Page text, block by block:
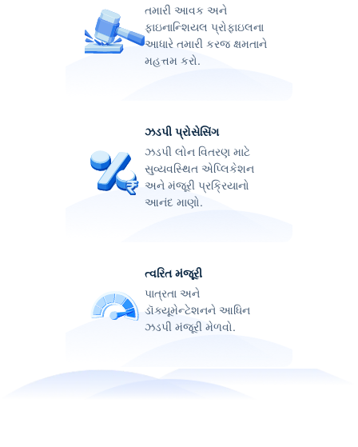
તમારી આવક અને
ફાઇનાન્શિયલ પ્રોફાઇલના
આધારે તમારી કરજ ક્ષમતાને
મહત્તમ કરો.
ઝડપી પ્રોસેસિંગ
ઝડપી લોન વિતરણ માટે
સુવ્યવસ્થિત એપ્લિકેશન
અને મંજૂરી પ્રક્રિયાનો
આનંદ માણો.
ત્વરિત મંજૂરી
પાત્રતા અને
ડૉક્યૂમેન્ટેશનને આધિન
ઝડપી મંજૂરી મેળવો.